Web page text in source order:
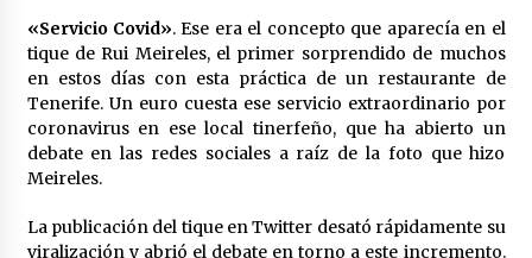
13 de mayo de 2022
La Cartuja Pickman esquiva su liquidación al
no tener que pagar seis millones de euros a la
Seguridad Social
13 de mayo de 2022
Semidesnudos, trasparencias y batas de cola
en la Feria de Abril
«Servicio Covid». Ese era el concepto que aparecía en el
tique de Rui Meireles, el primer sorprendido de muchos
en estos días con esta práctica de un restaurante de
Tenerife. Un euro cuesta ese servicio extraordinario por
coronavirus en ese local tinerfeño, que ha abierto un
debate en las redes sociales a raíz de la foto que hizo
Meireles.
La publicación del tique en Twitter desató rápidamente su
viralización y abrió el debate en torno a este incremento.